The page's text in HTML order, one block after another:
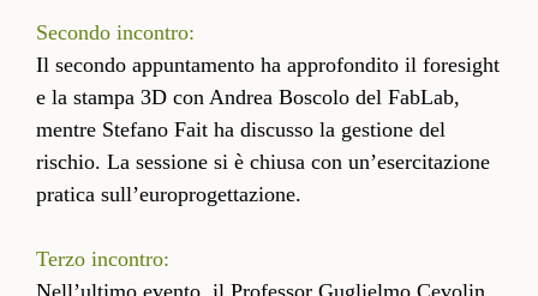
Secondo incontro:
Il secondo appuntamento ha approfondito il foresight
e la stampa 3D con Andrea Boscolo del FabLab,
mentre Stefano Fait ha discusso la gestione del
rischio. La sessione si è chiusa con un’esercitazione
pratica sull’europrogettazione.
Terzo incontro: